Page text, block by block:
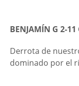
BENJAMÍN G 2-11
Derrota de
dominado por el